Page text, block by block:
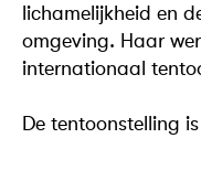
lichamelijkheid en
omgeving. Haar
internationaal
De tentoonstelling